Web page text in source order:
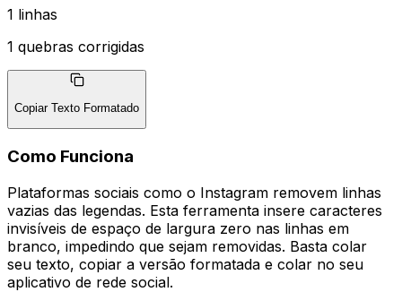
1 linhas
1 quebras corrigidas
Copiar Texto Formatado
Como Funciona
Plataformas sociais como o Instagram removem linhas
vazias das legendas. Esta ferramenta insere caracteres
invisíveis de espaço de largura zero nas linhas em
branco, impedindo que sejam removidas. Basta colar
seu texto, copiar a versão formatada e colar no seu
aplicativo de rede social.